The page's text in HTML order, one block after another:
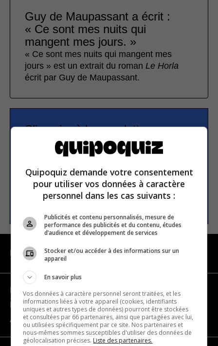
Guy de Maupassant a écrit :
« Ce sont mes nuits qui
mangent mes jours. »
« Ce sont mes nuits qui mangent mes
jours » est un extrait du roman Le Horla
écrit par Guy de Maupassant.
S’inscrire à la newsletter
S’INSCRIRE
NAVIGATION
Devenir partenaire
Nous joindre
À propos
Quipoquiz demande votre consentement
pour utiliser vos données à caractère
personnel dans les cas suivants :
Publicités et contenu personnalisés, mesure de
performance des publicités et du contenu, études
d’audience et développement de services
Stocker et/ou accéder à des informations sur un
appareil
En savoir plus
Vos données à caractère personnel seront traitées, et les
informations liées à votre appareil (cookies, identifiants
uniques et autres types de données) pourront être stockées
et consultées par 66 partenaires, ainsi que partagées avec lui,
ou utilisées spécifiquement par ce site. Nos partenaires et
nous-mêmes sommes susceptibles d'utiliser des données de
géolocalisation précises. Liste des partenaires.